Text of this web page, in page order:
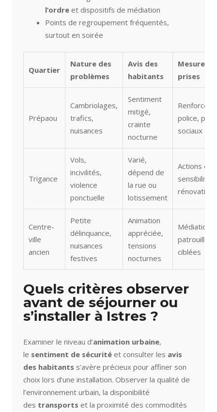
l’ordre et dispositifs de médiation
Points de regroupement fréquentés,
surtout en soirée
Quartier
Nature des
problèmes
Avis des
habitants
Mesures
prises
Prépaou
Cambriolages,
trafics,
nuisances
Sentiment
mitigé,
crainte
nocturne
police,
sociaux
Trigance
Vols,
incivilités,
violence
ponctuelle
Varié,
dépend de
la rue ou
lotissement
Actions de
rénovation
Centre-
ville
ancien
Petite
délinquance,
nuisances
festives
Animation
appréciée,
tensions
nocturnes
Médiation,
patrouilles
ciblées
Quels critères observer
avant de séjourner ou
s’installer à Istres ?
Examiner le niveau d’animation urbaine,
le sentiment de sécurité et consulter les avis
des habitants s’avère précieux pour affiner son
choix lors d’une installation. Observer la qualité de
l’environnement urbain, la disponibilité
des transports et la proximité des commodités